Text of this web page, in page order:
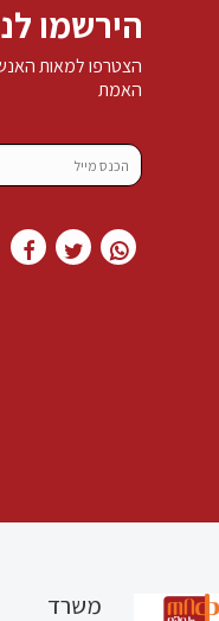
הירשמו
הצטרפו למאות
האמת
משרד